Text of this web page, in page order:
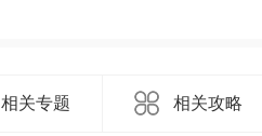
相关专题 相关攻略